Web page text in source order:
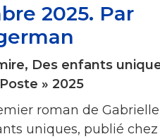
2025. Par
Des enfants
» 2025
roman de
uniques, publié chez